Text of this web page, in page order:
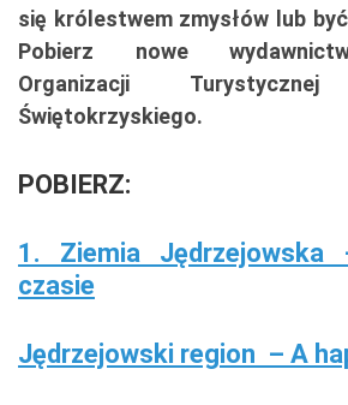
się królestwem zmysłów lub
Pobierz nowe
Organizacji Turystycznej
Świętokrzyskiego.
POBIERZ:
1. Ziemia Jędrzejowska
czasie
Jędrzejowski region – A